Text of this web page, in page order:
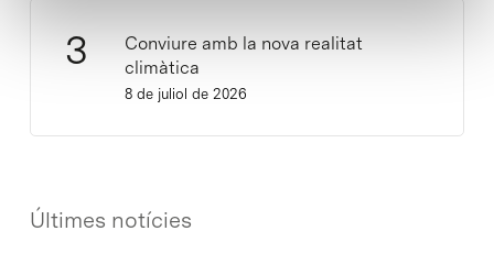
Conviure amb la nova realitat
climàtica
8 de juliol de 2026
Últimes notícies